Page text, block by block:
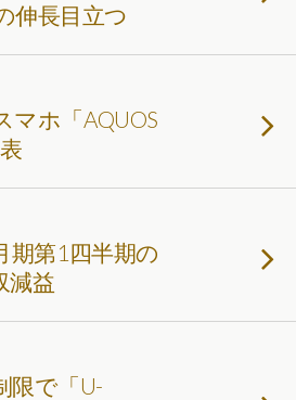
伸長目立つ
マホ「AQUOS
期第1四半期の
減益
限で「U-